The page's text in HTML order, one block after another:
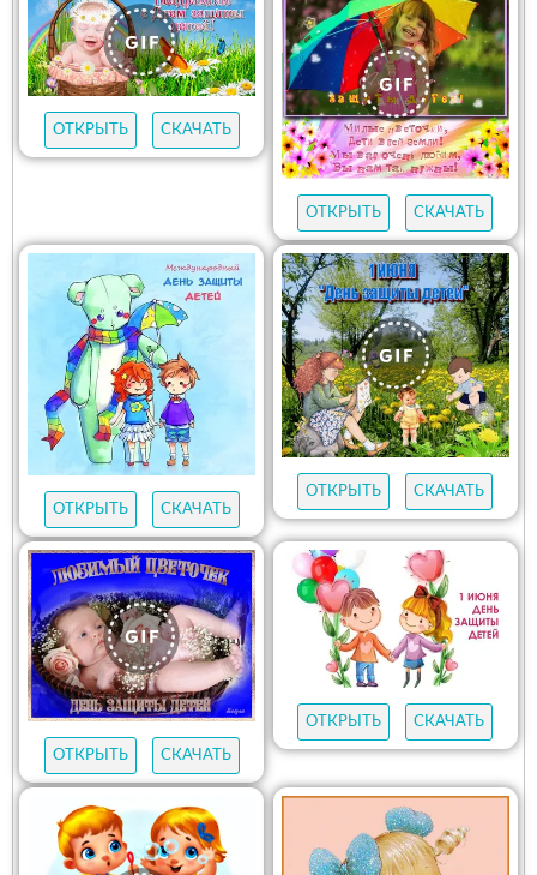
ОТКРЫТЬ СКАЧАТЬ
ОТКРЫТЬ СКАЧАТЬ
ОТКРЫТЬ СКАЧАТЬ
ОТКРЫТЬ СКАЧАТЬ
ОТКРЫТЬ СКАЧАТЬ
ОТКРЫТЬ СКАЧАТЬ